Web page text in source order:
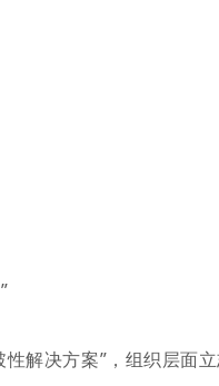
解决方案”，组织层面